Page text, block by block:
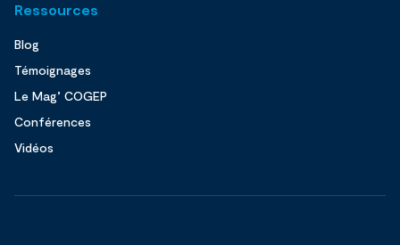
Ressources
Blog
Témoignages
Le Mag’ COGEP
Conférences
Vidéos